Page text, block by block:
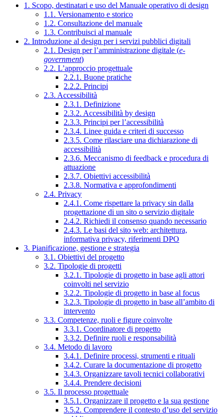
1. Scopo, destinatari e uso del Manuale operativo di design
1.1. Versionamento e storico
1.2. Consultazione del manuale
1.3. Contribuisci al manuale
2. Introduzione al design per i servizi pubblici digitali
2.1. Design per l’amministrazione digitale (e-
government)
2.2. L’approccio progettuale
2.2.1. Buone pratiche
2.2.2. Principi
2.3. Accessibilità
2.3.1. Definizione
2.3.2. Accessibilità by design
2.3.3. Principi per l’accessibilità
2.3.4. Linee guida e criteri di successo
2.3.5. Come rilasciare una dichiarazione di
accessibilità
2.3.6. Meccanismo di feedback e procedura di
attuazione
2.3.7. Obiettivi accessibilità
2.3.8. Normativa e approfondimenti
2.4. Privacy
2.4.1. Come rispettare la privacy sin dalla
progettazione di un sito o servizio digitale
2.4.2. Richiedi il consenso quando necessario
2.4.3. Le basi del sito web: architettura,
informativa privacy, riferimenti DPO
3. Pianificazione, gestione e strategia
3.1. Obiettivi del progetto
3.2. Tipologie di progetti
3.2.1. Tipologie di progetto in base agli attori
coinvolti nel servizio
3.2.2. Tipologie di progetto in base al focus
3.2.3. Tipologie di progetto in base all’ambito di
intervento
3.3. Competenze, ruoli e figure coinvolte
3.3.1. Coordinatore di progetto
3.3.2. Definire ruoli e responsabilità
3.4. Metodo di lavoro
3.4.1. Definire processi, strumenti e rituali
3.4.2. Curare la documentazione di progetto
3.4.3. Organizzare tavoli tecnici collaborativi
3.4.4. Prendere decisioni
3.5. Il processo progettuale
3.5.1. Organizzare il progetto e la sua gestione
3.5.2. Comprendere il contesto d’uso del servizio